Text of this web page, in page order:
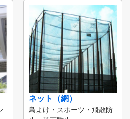
ネット（網）
鳥よけ・スポーツ・飛散防